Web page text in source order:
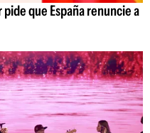
que España renuncie a